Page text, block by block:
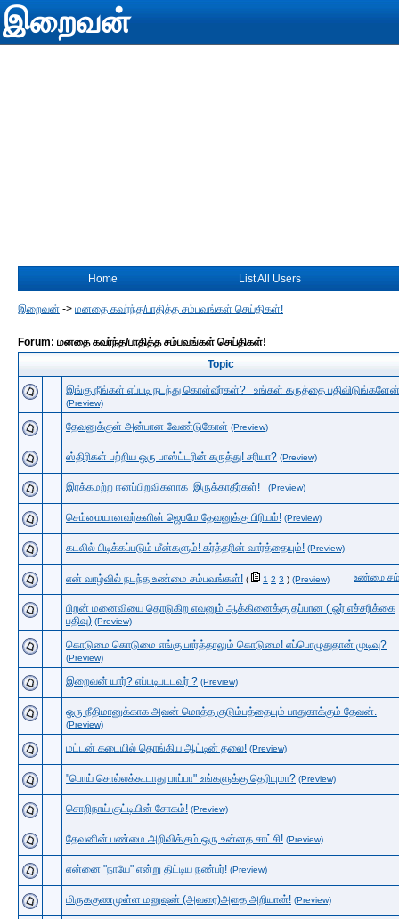
இறைவன்
Home List All Users
இறைவன் -> மனதை கவர்ந்த/பாதித்த சம்பவங்கள் செய்திகள்!
Forum: மனதை கவர்ந்த/பாதித்த சம்பவங்கள் செய்திகள்!
Topic
இங்கு நீங்கள் எப்படி நடந்து கொள்வீர்கள்? உங்கள் கருத்தை
(Preview)
தேவனுக்குள் அன்பான வேண்டுகோள் (Preview)
ஸ்திரிகள் பற்றிய ஒரு பாஸ்ட்டரின் கருத்து! சரியா? (Preview)
இரக்கமற்ற ஈனப்பிறவிகளாக இருக்காதீர்கள்! (Preview)
செம்மையானவர்களின் ஜெபமே தேவனுக்கு பிரியம்! (Preview)
கடலில் பிடிக்கப்படும் மீன்களும்! கர்த்தரின் வார்த்தையும்! (Preview)
என் வாழ்வில் நடந்த உண்மை சம்பவங்கள்! ( 1 2 3 ) உண்மை
(Preview)
பிறன் மனைவியை தொடுகிற எவனும் ஆக்கினைக்கு தப்பான ( ஓர் எச்சரிக்கை
பதிவு) (Preview)
கொடுமை கொடுமை எங்கு பார்த்தாலும் கொடுமை! ​எப்பொழுதுதான் முடிவு?
(Preview)
இறைவன் யார்? எப்படிபடடவர் ? (Preview)
ஒரு நீதிமானுக்காக அவன் மொத்த குடும்பத்தையும் பாதுகாக்கும் தேவன்.
(Preview)
மட்டன் கடையில் தொங்கிய ஆட்டின் தலை! (Preview)
"பொய் சொல்லக்கூடாது பாப்பா" உங்களுக்கு தெரியுமா? (Preview)
சொறிநாய் குட்டியின் சோகம்! (Preview)
தேவனின் பண்மை அறிவிக்கும் ஒரு உன்னத சாட்சி! (Preview)
என்னை "நாயே" என்று திட்டிய நண்பர்! (Preview)
மிருககுணமுள்ள மனுஷன் (அவரை)அதை அறியான்! (Preview)